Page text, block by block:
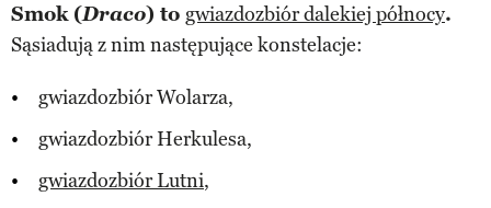
Smok (Draco) to gwiazdozbiór dalekiej północy.
Sąsiadują z nim następujące konstelacje:
gwiazdozbiór Wolarza,
gwiazdozbiór Herkulesa,
gwiazdozbiór Lutni,